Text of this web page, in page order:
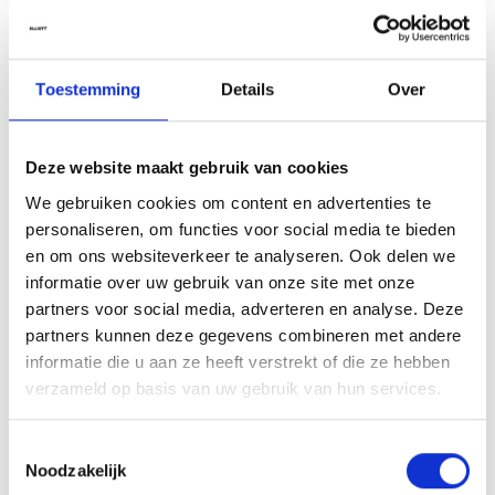
Toestemming Details Over
Deze website maakt gebruik van cookies
We gebruiken cookies om content en advertenties te
personaliseren, om functies voor social media te bieden
en om ons websiteverkeer te analyseren. Ook delen we
informatie over uw gebruik van onze site met onze
partners voor social media, adverteren en analyse. Deze
partners kunnen deze gegevens combineren met andere
informatie die u aan ze heeft verstrekt of die ze hebben
verzameld op basis van uw gebruik van hun services.
Noodzakelijk
Tip van onze kappers
Gebruik de Hand & Hair Light Cream als finishing touch op droge
haarpunten na het stylen of föhnen. Breng een kleine hoeveelheid
Ingrediënten
Aqua (Water, Eau), Cetearyl Alcohol, Butyrospermum Parkii (Shea)
Butter, Helianthus Annuus (Sunflower) Seed Oil, Cetearyl Glucoside,
Glycerin, Glyceryl Stearate, Panthenol, Tocopherol, Cetrimonium
Chloride, Parfum (Fragrance), Sodium Benzoate, Citric Acid,
Potassium Sorbate, Limonene, Linalool, Alpha-Isomethyl Ionone.*
*Ingrediënten en verpakking kunnen wijzigen. Raadpleeg steeds de
verpakking voor de meest actuele informatie.
Aan verlanglijst toevoegen